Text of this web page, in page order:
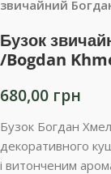
звичайний
Бузок
/Bogdan
680,00 грн
Бузок Богдан
декоративного
і витонченим